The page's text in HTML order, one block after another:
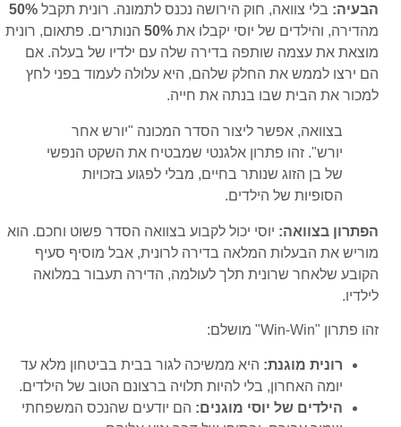
הבעיה: בלי צוואה, חוק הירושה נכנס לתמונה. רונית תקבל 50%
מהדירה, והילדים של יוסי יקבלו את 50% הנותרים. פתאום, רונית
מוצאת את עצמה שותפה בדירה שלה עם ילדיו של בעלה. אם
הם ירצו לממש את החלק שלהם, היא עלולה לעמוד בפני לחץ
למכור את הבית שבו בנתה את חייה.
בצוואה, אפשר ליצור הסדר המכונה "יורש אחר
יורש". זהו פתרון אלגנטי שמבטיח את השקט הנפשי
של בן הזוג שנותר בחיים, מבלי לפגוע בזכויות
הסופיות של הילדים.
הפתרון בצוואה: יוסי יכול לקבוע בצוואה הסדר פשוט וחכם. הוא
מוריש את הבעלות המלאה בדירה לרונית, אבל מוסיף סעיף
הקובע שלאחר שרונית תלך לעולמה, הדירה תעבור במלואה
לילדיו.
זהו פתרון "Win-Win" מושלם:
רונית מוגנת: היא ממשיכה לגור בבית בביטחון מלא עד
יומה האחרון, בלי להיות תלויה ברצונם הטוב של הילדים.
הילדים של יוסי מוגנים: הם יודעים שהנכס המשפחתי